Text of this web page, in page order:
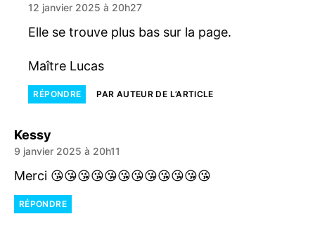
12 janvier 2025 à 20h27
Elle se trouve plus bas sur la page.
Maître Lucas
RÉPONDRE PAR AUTEUR DE L’ARTICLE
Kessy
9 janvier 2025 à 20h11
Merci 😘😘😘😘😘😘😘😘😘😘😘😘
RÉPONDRE